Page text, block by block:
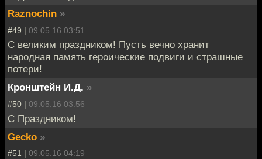
Raznochin »
#49 | 09.05.16 03:51
С великим праздником! Пусть вечно хранит
народная память героические подвиги и страшные
потери!
Кронштейн И.Д. »
#50 | 09.05.16 03:56
С Праздником!
Gecko »
#51 | 09.05.16 04:19